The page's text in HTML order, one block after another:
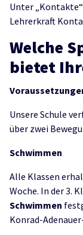
Unter
Lehrerkraft
Welche
bietet
Unsere Schule
über zwei
Schwimmen
Alle Klassen
Woche. In der 3.
Schwimmen
Konrad-